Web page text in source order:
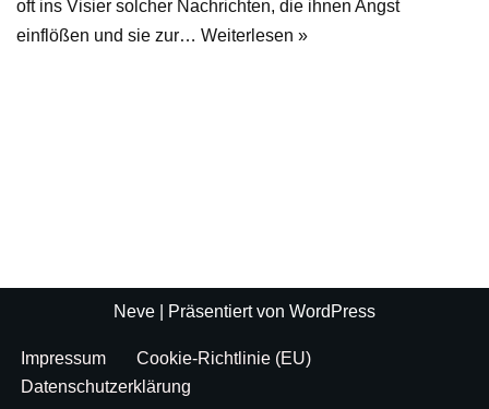
oft ins Visier solcher Nachrichten, die ihnen Angst
einflößen und sie zur… Weiterlesen »
Neve | Präsentiert von WordPress
Impressum
Cookie-Richtlinie (EU)
Datenschutzerklärung